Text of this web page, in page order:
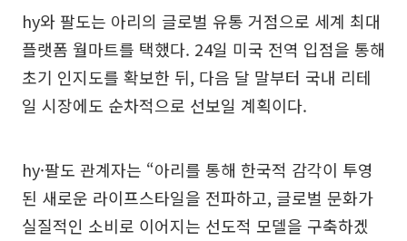
hy와 팔도는 아리의 글로벌 유통 거점으로 세계 최대
플랫폼 월마트를 택했다. 24일 미국 전역 입점을 통해
초기 인지도를 확보한 뒤, 다음 달 말부터 국내 리테
일 시장에도 순차적으로 선보일 계획이다.
hy·팔도 관계자는 “아리를 통해 한국적 감각이 투영
된 새로운 라이프스타일을 전파하고, 글로벌 문화가
실질적인 소비로 이어지는 선도적 모델을 구축하겠